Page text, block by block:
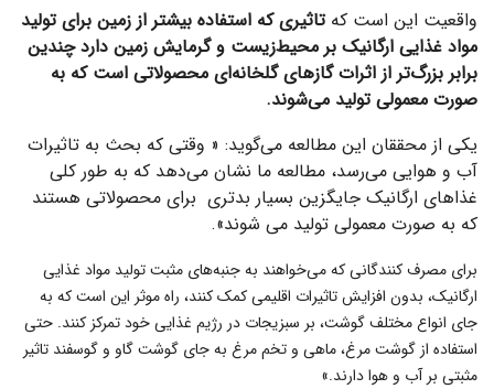
واقعیت این است کهتاثیری که استفاده بیشتر از زمین برای تولید
مواد غذایی ارگانیک بر محیط‌زیست و گرمایش زمین دارد چندین
برابر بزرگ‌تر از اثرات گازهای گلخانه‌ای محصولاتی است که به
صورت معمولی تولید می‌شوند.
یکی از محققان این مطالعه می‌گوید: « وقتی که بحث به تاثیرات
آب و هوایی می‌رسد، مطالعه ما نشان می‌دهد که به طور کلی
غذاهای ارگانیک جایگزین بسیار بدتری برای محصولاتی هستند
که به صورت معمولی تولید می شوند».
برای مصرف کنندگانی که می‌خواهند به جنبه‌های مثبت تولید مواد غذایی
ارگانیک، بدون افزایش تاثیرات اقلیمی کمک کنند، راه موثر این است که به
جای انواع مختلف گوشت، بر سبزیجات در رژیم غذایی خود تمرکز کنند. حتی
استفاده از گوشت مرغ، ماهی و تخم مرغ به جای گوشت گاو و گوسفند تاثیر
مثبتی بر آب و هوا دارند.»